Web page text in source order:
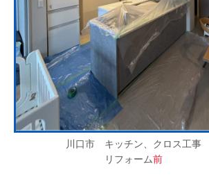
川口市 キッチン、クロス工事
リフォーム前